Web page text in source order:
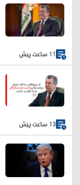
11 ساعت پیش
13 ساعت پیش